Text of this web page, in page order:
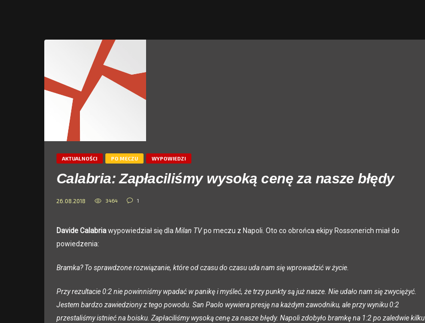
AKTUALNOŚCI PO MECZU WYPOWIEDZI
Calabria: Zapłaciliśmy wysoką cenę za nasze błędy
26.08.2018 3464 1
Davide Calabriawypowiedział się dlaMilan TVpo meczu z Napoli. Oto co obrońca ekipy Rossonerich miał do
powiedzenia:
Bramka? To sprawdzone rozwiązanie, które od czasu do czasu uda nam się wprowadzić w życie.
Przy rezultacie 0:2 nie powinniśmy wpadać w panikę i myśleć, że trzy punkty są już nasze. Nie udało nam się zwyciężyć.
Jestem bardzo zawiedziony z tego powodu. San Paolo wywiera presję na każdym zawodniku, ale przy wyniku 0:2
przestaliśmy istnieć na boisku. Zapłaciliśmy wysoką cenę za nasze błędy. Napoli zdobyło bramkę na 1:2 po zaledwie kilku